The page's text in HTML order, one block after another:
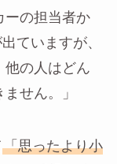
ーの担当者か
ていますが、
他の人はどん
せん。」
「思ったより小